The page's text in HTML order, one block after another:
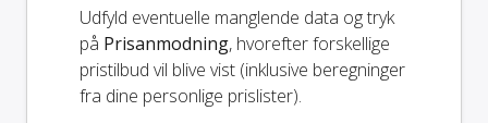
Udfyld eventuelle manglende data og tryk
på Prisanmodning, hvorefter forskellige
pristilbud vil blive vist (inklusive beregninger
fra dine personlige prislister).